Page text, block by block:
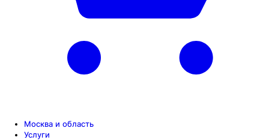
Москва и область
Услуги